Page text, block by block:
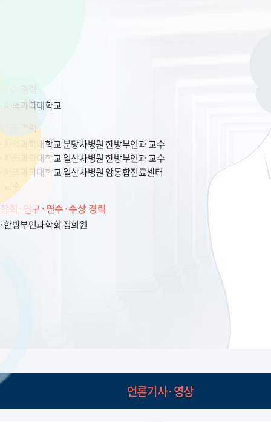
차의과학대학교
진료 경력
차의과학대학교 분당차병원 한방부인과 교수
차의과학대학교 일산차병원 한방부인과 교수
차의과학대학교 일산차병원 암통합진료센터
학회·연구·연수·수상 경력
한방부인과학회 정회원
언론기사·영상